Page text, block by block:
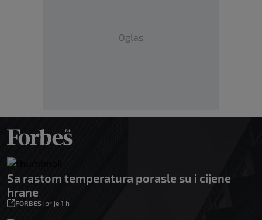
Oglas
Sa rastom temperatura porasle su i cijene
hrane
FORBES| prije 1 h